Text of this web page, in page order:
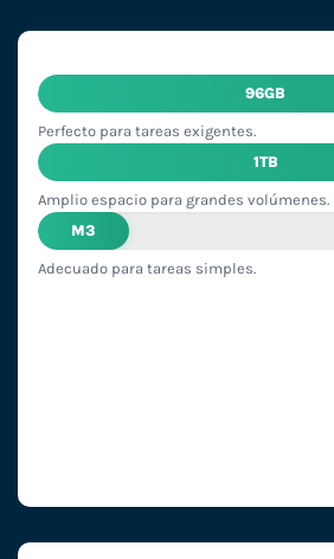
96GB
Perfecto para tareas exigentes.
1TB
Amplio espacio para grandes volúmenes.
M3
Adecuado para tareas simples.